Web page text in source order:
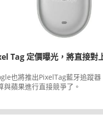
Tag 定價曝光，將直接對
也將推出PixelTag藍牙追蹤器
與蘋果進行直接競爭了。